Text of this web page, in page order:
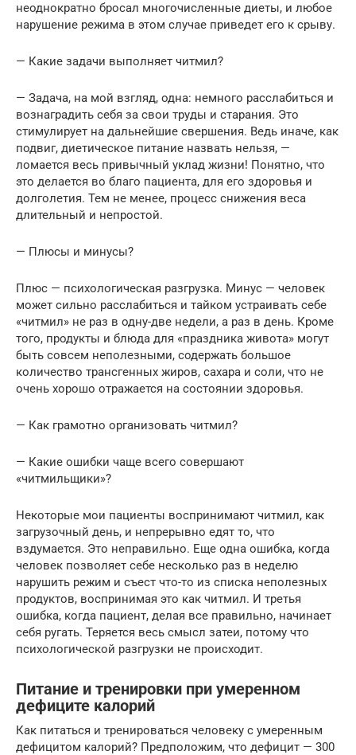
неоднократно бросал многочисленные диеты, и любое
нарушение режима в этом случае приведет его к срыву.
— Какие задачи выполняет читмил?
— Задача, на мой взгляд, одна: немного расслабиться и
вознаградить себя за свои труды и старания. Это
стимулирует на дальнейшие свершения. Ведь иначе, как
подвиг, диетическое питание назвать нельзя, —
ломается весь привычный уклад жизни! Понятно, что
это делается во благо пациента, для его здоровья и
долголетия. Тем не менее, процесс снижения веса
длительный и непростой.
— Плюсы и минусы?
Плюс — психологическая разгрузка. Минус — человек
может сильно расслабиться и тайком устраивать себе
«читмил» не раз в одну-две недели, а раз в день. Кроме
того, продукты и блюда для «праздника живота» могут
быть совсем неполезными, содержать большое
количество трансгенных жиров, сахара и соли, что не
очень хорошо отражается на состоянии здоровья.
— Как грамотно организовать читмил?
— Какие ошибки чаще всего совершают
«читмильщики»?
Некоторые мои пациенты воспринимают читмил, как
загрузочный день, и непрерывно едят то, что
вздумается. Это неправильно. Еще одна ошибка, когда
человек позволяет себе несколько раз в неделю
нарушить режим и съест что-то из списка неполезных
продуктов, воспринимая это как читмил. И третья
ошибка, когда пациент, делая все правильно, начинает
себя ругать. Теряется весь смысл затеи, потому что
психологической разгрузки не происходит.
Питание и тренировки при умеренном
дефиците калорий
Как питаться и тренироваться человеку с умеренным
дефицитом калорий? Предположим, что дефицит — 300